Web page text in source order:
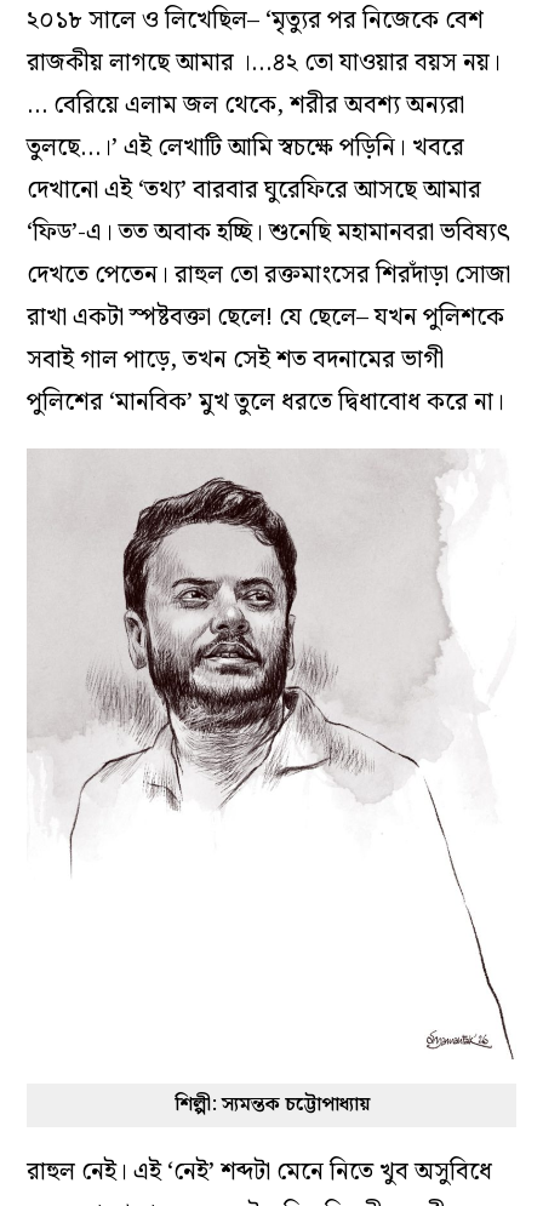
২০১৮ সালে ও লিখেছিল– ‘মৃত্যুর পর নিজেকে বেশ
রাজকীয় লাগছে আমার ।…৪২ তো যাওয়ার বয়স নয়।
… বেরিয়ে এলাম জল থেকে, শরীর অবশ্য অন্যরা
তুলছে…।’ এই লেখাটি আমি স্বচক্ষে পড়িনি। খবরে
দেখানো এই ‘তথ‌্য’ বারবার ঘুরেফিরে আসছে আমার
‌‘ফিড’-এ। তত অবাক হচ্ছি। শুনেছি মহামানবরা ভবিষ্যৎ
দেখতে পেতেন। রাহুল তো রক্তমাংসের শিরদাঁড়া সোজা
রাখা একটা স্পষ্টবক্তা ছেলে! যে ছেলে– যখন পুলিশকে
সবাই গাল পাড়ে, তখন সেই শত বদনামের ভাগী
পুলিশের ‘মানবিক’ মুখ তুলে ধরতে দ্বিধাবোধ করে না।
শিল্পী: স্যমন্তক চট্টোপাধ্যায়
রাহুল নেই। এই ‘নেই’ শব্দটা মেনে নিতে খুব অসুবিধে